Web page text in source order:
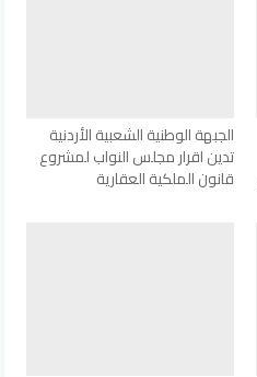
الجبهة الوطنية الشعبية الأردنية
تدين اقرار مجلس النواب لمشروع
قانون الملكية العقارية